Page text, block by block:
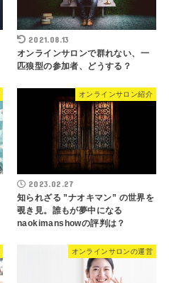
2021.08.13
オンラインサロンで群れない、一
匹狼型の参加者、どうする？
オンラインサロン紹介
2023.02.27
知られざる ”ナオキマン” の世界を
覗き見。誰もが夢中になる
naokimanshowの評判は？
オンラインサロンの運営